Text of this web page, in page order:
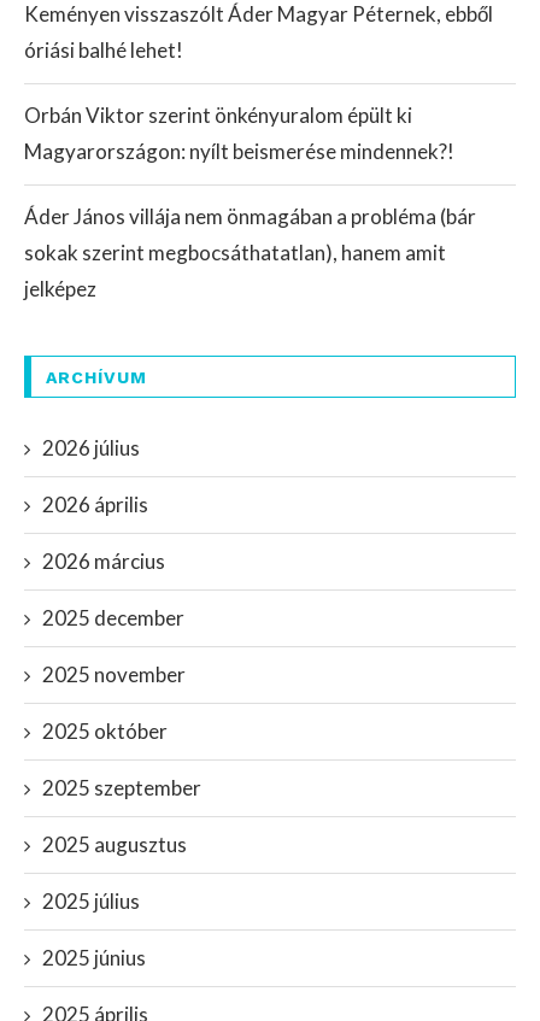
Keményen visszaszólt Áder Magyar Péternek, ebből
óriási balhé lehet!
Orbán Viktor szerint önkényuralom épült ki
Magyarországon: nyílt beismerése mindennek?!
Áder János villája nem önmagában a probléma (bár
sokak szerint megbocsáthatatlan), hanem amit
jelképez
ARCHÍVUM
2026 július
2026 április
2026 március
2025 december
2025 november
2025 október
2025 szeptember
2025 augusztus
2025 július
2025 június
2025 április